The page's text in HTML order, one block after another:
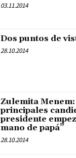
03.11.2014
Dos puntos de
28.10.2014
Zulemita
principales
presidente
mano de papá”
28.10.2014